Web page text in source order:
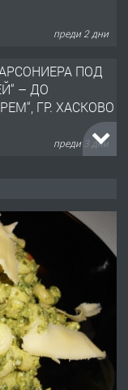
преди 3 дни
И
НА ГР.
преди 4 дни
преди 4 дни
под наем в кв.
близо до
преди 4 дни